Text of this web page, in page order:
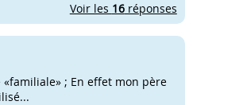
Voir les 16réponses
«familiale» ; En effet mon père